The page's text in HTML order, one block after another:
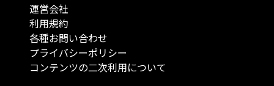
運営会社
利用規約
各種お問い合わせ
プライバシーポリシー
コンテンツの二次利用について